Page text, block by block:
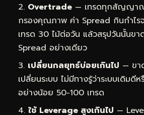
Overtrade — เทรดทุกสัญญาณ
กรองคุณภาพ ค่า Spread กินกำไร
เทรด 30 ไม้ต่อวัน แล้วสรุปวันนั้นข
Spread อย่างเดียว
เปลี่ยนกลยุทธ์บ่อยเกินไป — ขา
เปลี่ยนระบบ ไม่มีทางรู้ว่าระบบเดิมดี
อย่างน้อย 50-100 เทรด
ใช้ Leverage สูงเกินไป —